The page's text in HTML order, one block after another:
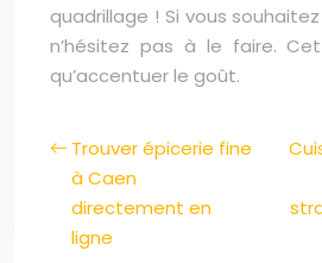
quadrillage ! Si vous
n’hésitez pas à le faire.
qu’accentuer le goût.
Trouver épicerie fine
à Caen
directement en
ligne